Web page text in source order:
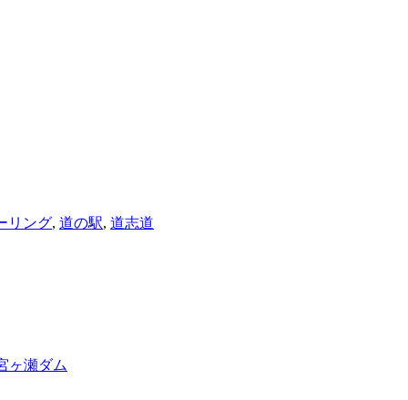
リング, 道の駅, 道志道
ヶ瀬ダム